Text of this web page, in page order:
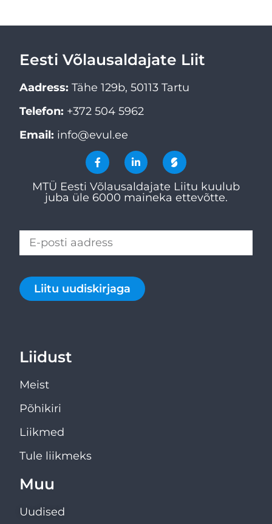
Eesti Võlausaldajate Liit
Aadress: Tähe 129b, 50113 Tartu
Telefon: +372 504 5962
Email: info@evul.ee
MTÜ Eesti Võlausaldajate Liitu kuulub
juba üle 6000 maineka ettevõtte.
Liitu uudiskirjaga
Liidust
Meist
Põhikiri
Liikmed
Tule liikmeks
Muu
Uudised